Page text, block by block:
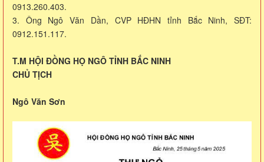
0913.260.403.
3. Ông Ngô Văn Dần, CVP HĐHN tỉnh Bắc Ninh, SĐT:
0912.151.117.
T.M HỘI ĐỒNG HỌ NGÔ TỈNH BẮC NINH
CHỦ TỊCH
Ngô Văn Sơn